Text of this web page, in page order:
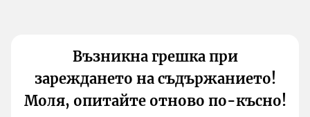
Възникна грешка при
зареждането на съдържанието!
Моля, опитайте отново по-късно!